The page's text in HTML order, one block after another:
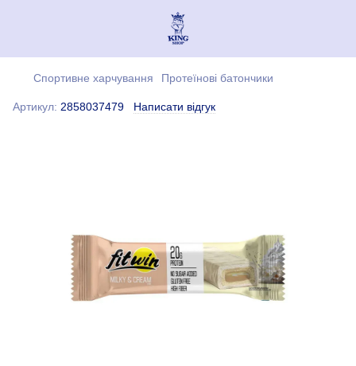
Спортивне харчування Протеїнові батончики
Артикул: 2858037479 Написати відгук